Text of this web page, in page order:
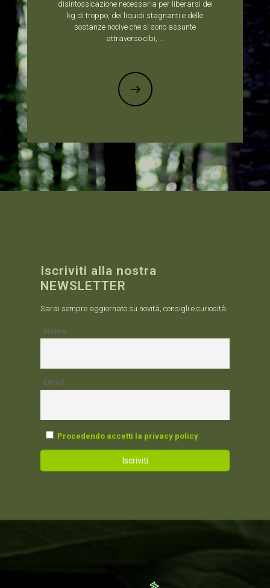
disintossicazione necessaria per liberarsi dei
kg di troppo, dei liquidi stagnanti e delle
sostanze nocive che si sono assunte
attraverso cibi, ...
Iscriviti alla nostra
NEWSLETTER
Sarai sempre aggiornato su novità, consigli e curiosità
Nome
Email
Procedendo accetti la privacy policy